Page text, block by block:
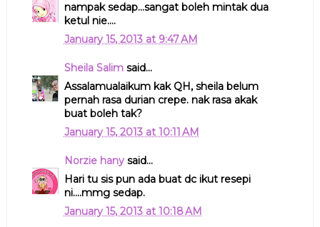
nampak sedap...sangat boleh mintak dua
ketul nie....
January 15, 2013 at 9:47 AM
Sheila Salimsaid...
Assalamualaikum kak QH, sheila belum
pernah rasa durian crepe. nak rasa akak
buat boleh tak?
January 15, 2013 at 10:11 AM
Norzie hanysaid...
Hari tu sis pun ada buat dc ikut resepi
ni....mmg sedap.
January 15, 2013 at 10:18 AM